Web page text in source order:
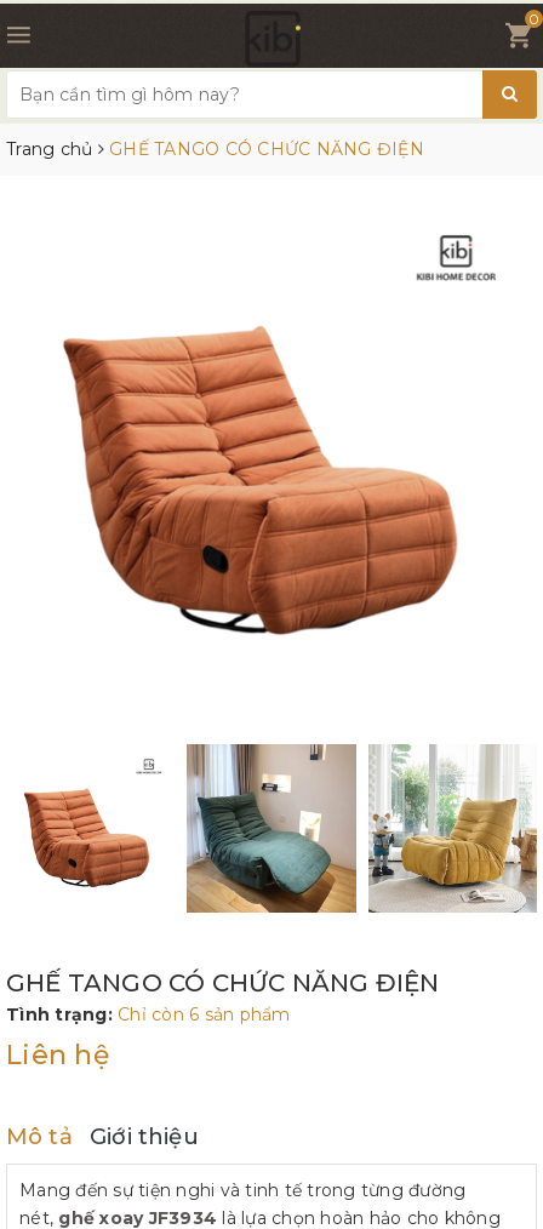
0
Trang chủ GHẾ TANGO CÓ CHỨC NĂNG ĐIỆN
GHẾ TANGO CÓ CHỨC NĂNG ĐIỆN
Tình trạng: Chỉ còn 6 sản phẩm
Liên hệ
Mô tả Giới thiệu
Mang đến sự tiện nghi và tinh tế trong từng đường
nét, ghế xoay JF3934 là lựa chọn hoàn hảo cho không